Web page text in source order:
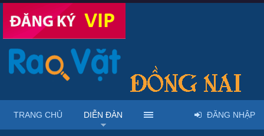
TRANG CHỦ DIỄN ĐÀN ĐĂNG NHẬP